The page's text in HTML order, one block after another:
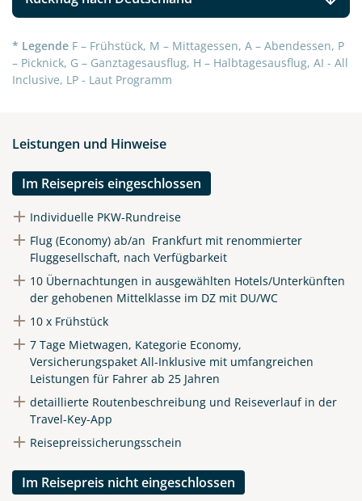
* Legende F – Frühstück, M – Mittagessen, A – Abendessen, P
– Picknick, G – Ganztagesausflug, H – Halbtagesausflug, AI - All
Inclusive, LP - Laut Programm
Leistungen und Hinweise
Im Reisepreis eingeschlossen
Individuelle PKW-Rundreise
Flug (Economy) ab/an Frankfurt mit renommierter
Fluggesellschaft, nach Verfügbarkeit
10 Übernachtungen in ausgewählten Hotels/Unterkünften
der gehobenen Mittelklasse im DZ mit DU/WC
10 x Frühstück
7 Tage Mietwagen, Kategorie Economy,
Versicherungspaket All-Inklusive mit umfangreichen
Leistungen für Fahrer ab 25 Jahren
detaillierte Routenbeschreibung und Reiseverlauf in der
Travel-Key-App
Reisepreissicherungsschein
Im Reisepreis nicht eingeschlossen